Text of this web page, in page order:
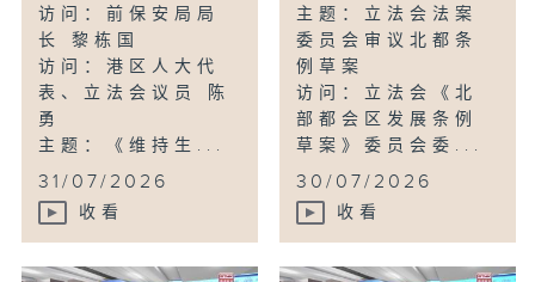
访问：前保安局局
长 黎栋国
访问：港区人大代
表、立法会议员 陈
勇
主题：《维持生...
31/07/2026
收看
主题：立法会法案
委员会审议北都条
例草案
访问：立法会《北
部都会区发展条例
草案》委员会委...
30/07/2026
收看